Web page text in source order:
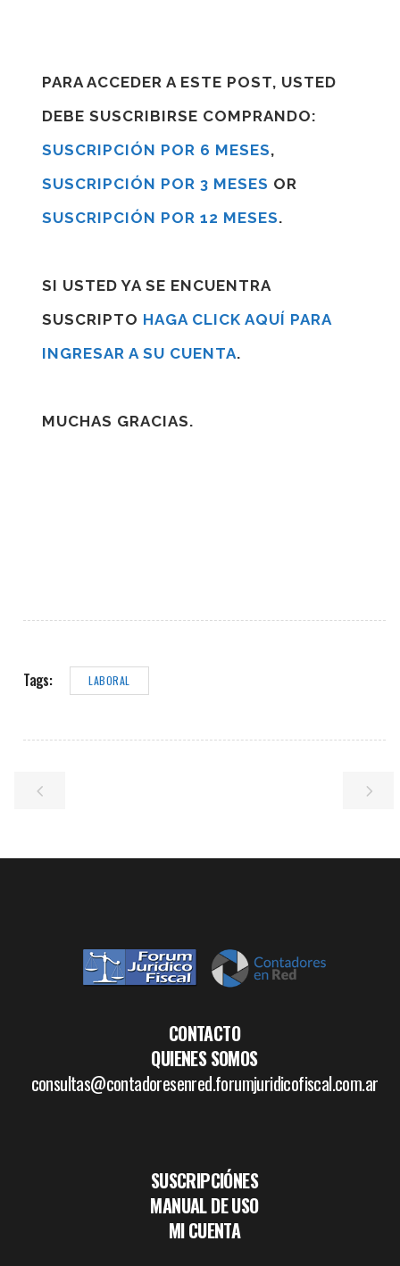
PARA ACCEDER A ESTE POST, USTED
DEBE SUSCRIBIRSE COMPRANDO:
SUSCRIPCIÓN POR 6 MESES,
SUSCRIPCIÓN POR 3 MESES OR
SUSCRIPCIÓN POR 12 MESES.
SI USTED YA SE ENCUENTRA
SUSCRIPTO HAGA CLICK AQUÍ PARA
INGRESAR A SU CUENTA.
MUCHAS GRACIAS.
Tags: LABORAL
CONTACTO
QUIENES SOMOS
consultas@contadoresenred.forumjuridicofiscal.com.ar
SUSCRIPCIÓNES
MANUAL DE USO
MI CUENTA